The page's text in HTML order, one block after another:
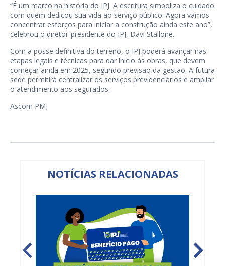
“É um marco na história do IPJ. A escritura simboliza o cuidado
com quem dedicou sua vida ao serviço público. Agora vamos
concentrar esforços para iniciar a construção ainda este ano”,
celebrou o diretor-presidente do IPJ, Davi Stallone.
Com a posse definitiva do terreno, o IPJ poderá avançar nas
etapas legais e técnicas para dar início às obras, que devem
começar ainda em 2025, segundo previsão da gestão. A futura
sede permitirá centralizar os serviços previdenciários e ampliar
o atendimento aos segurados.
Ascom PMJ
NOTÍCIAS RELACIONADAS